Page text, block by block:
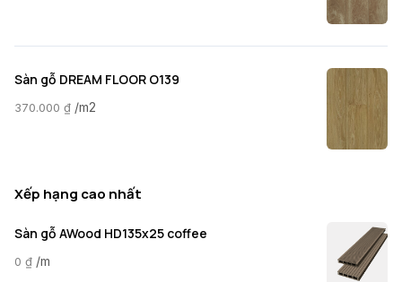
Sàn gỗ DREAM FLOOR O139
370.000 ₫ /m2
Xếp hạng cao nhất
Sàn gỗ AWood HD135x25 coffee
0 ₫ /m